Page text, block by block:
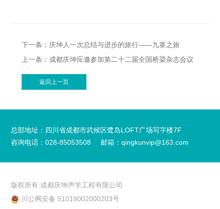
下一条：庆坤人一次总结与进步的旅行——九寨之旅
上一条：成都庆坤应邀参加第二十二届全国桥梁杂志会议
返回上一页
总部地址：四川省成都市武候区鹭岛LOFT广场写字楼7F
咨询电话：028-85053508
邮箱：qingkunvip@163.com
版权所有:成都庆坤声学工程有限公司
川公网安备 51019002000203号